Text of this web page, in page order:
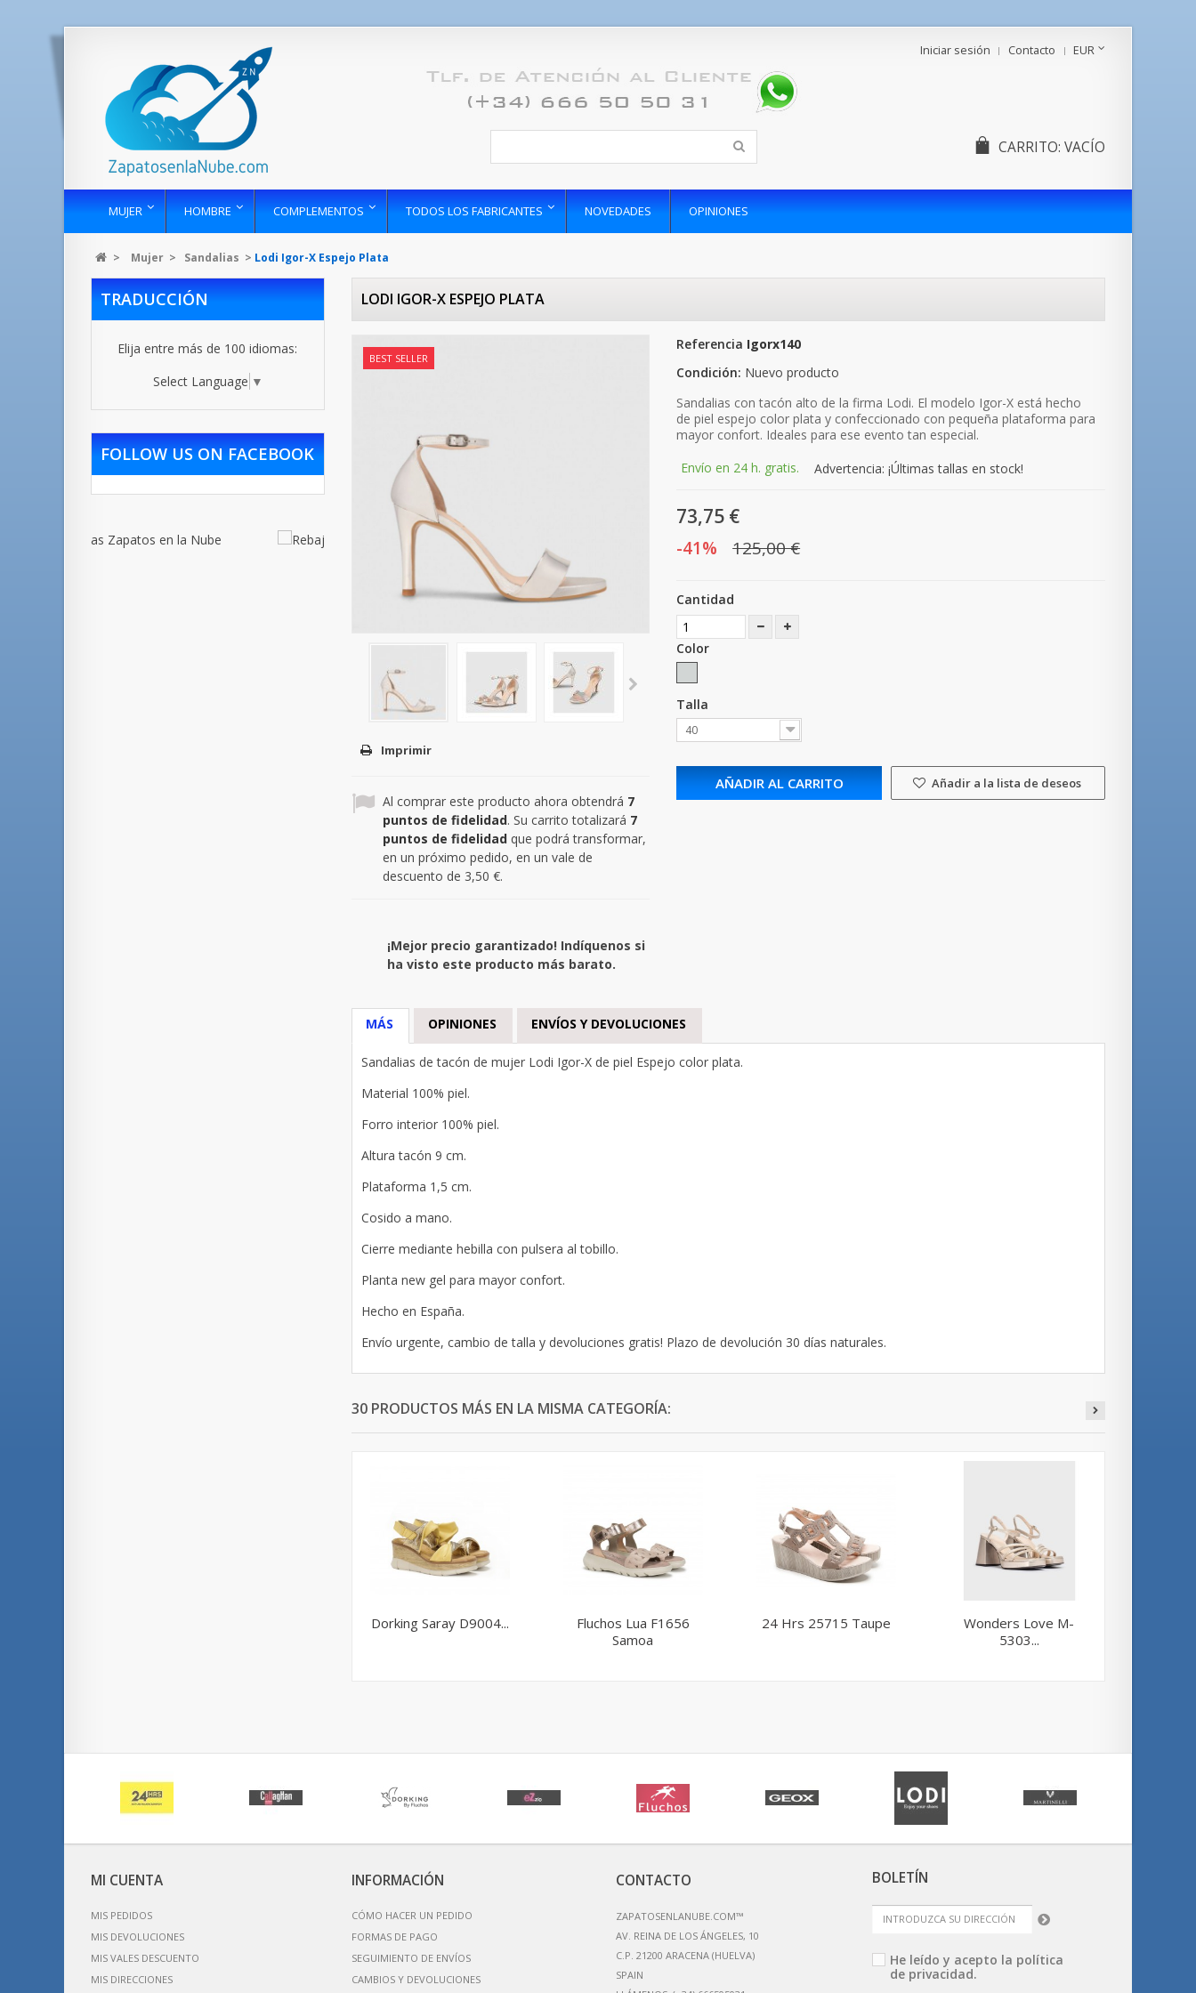
EUR
Contacto
Iniciar sesión
CARRITO: VACÍO
MUJER HOMBRE COMPLEMENTOS TODOS LOS FABRICANTES NOVEDADES OPINIONES
> Mujer > Sandalias > Lodi Igor-X Espejo Plata
TRADUCCIÓN
Elija entre más de 100 idiomas:
Select Language ▼
FOLLOW US ON FACEBOOK
LODI IGOR-X ESPEJO PLATA
BEST SELLER
Imprimir
Al comprar este producto ahora obtendrá 7
puntos de fidelidad. Su carrito totalizará 7
puntos de fidelidadque podrá transformar,
en un próximo pedido, en un vale de
descuento de 3,50 €.
¡Mejor precio garantizado! Indíquenos si
ha visto este producto más barato.
Referencia Igorx140
Condición: Nuevo producto
Sandalias con tacón alto de la firma Lodi. El modelo Igor-X está hecho
de piel espejo color plata y confeccionado con pequeña plataforma para
mayor confort. Ideales para ese evento tan especial.
Envío en 24 h. gratis.
Advertencia: ¡Últimas tallas en stock!
73,75 €
-41% 125,00 €
Cantidad
Color
Talla
40
AÑADIR AL CARRITO Añadir a la lista de deseos
MÁS OPINIONES ENVÍOS Y DEVOLUCIONES
Sandalias de tacón de mujer Lodi Igor-X de piel Espejo color plata.
Material 100% piel.
Forro interior 100% piel.
Altura tacón 9 cm.
Plataforma 1,5 cm.
Cosido a mano.
Cierre mediante hebilla con pulsera al tobillo.
Planta new gel para mayor confort.
Hecho en España.
Envío urgente, cambio de talla y devoluciones gratis! Plazo de devolución 30 días naturales.
30 PRODUCTOS MÁS EN LA MISMA CATEGORÍA:
Dorking Saray D9004...
Fluchos Lua F1656
Samoa
24 Hrs 25715 Taupe
Wonders Love M-
5303...
MI CUENTA
MIS PEDIDOS
MIS DEVOLUCIONES
MIS VALES DESCUENTO
MIS DIRECCIONES
INFORMACIÓN
CÓMO HACER UN PEDIDO
FORMAS DE PAGO
SEGUIMIENTO DE ENVÍOS
CAMBIOS Y DEVOLUCIONES
CONTACTO
ZAPATOSENLANUBE.COM™
AV. REINA DE LOS ÁNGELES, 10
C.P. 21200 ARACENA (HUELVA)
BOLETÍN
He leído y acepto la política
de privacidad.